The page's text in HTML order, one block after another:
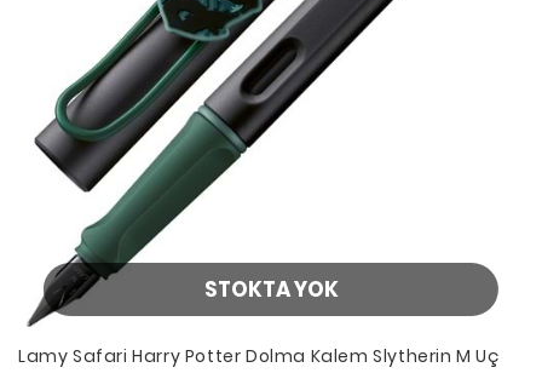
STOKTA YOK
Lamy Safari Harry Potter Dolma Kalem Slytherin M Uç